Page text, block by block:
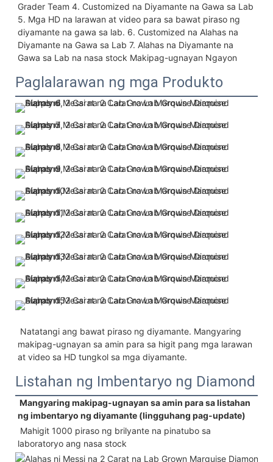
Grader Team 4. Customized na Diyamante na Gawa sa Lab
5. Mga HD na larawan at video para sa bawat piraso ng
diyamante na gawa sa lab. 6. Customized na Alahas na
Diyamante na Gawa sa Lab 7. Alahas na Diyamante na
Gawa sa Lab na nasa stock Makipag-ugnayan Ngayon
Paglalarawan ng mga Produkto
makipag-ugnayan sa amin para sa higit pang mga larawan
at video sa HD tungkol sa mga diyamante.
Listahan ng Imbentaryo ng Diamond
ng imbentaryo ng diyamante (lingguhang pag-update)
laboratoryo ang nasa stock